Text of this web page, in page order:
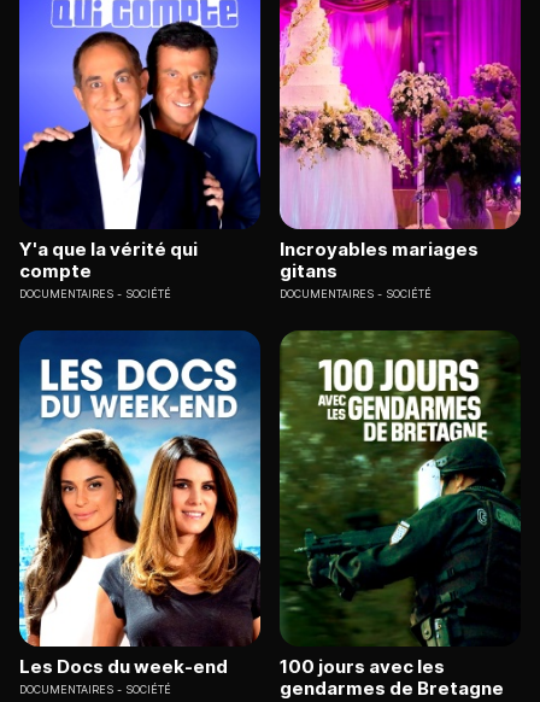
Y'a que la vérité qui
compte
DOCUMENTAIRES SOCIÉTÉ
Incroyables mariages
gitans
DOCUMENTAIRES SOCIÉTÉ
Les Docs du week-end
DOCUMENTAIRES SOCIÉTÉ
100 jours avec les
gendarmes de Bretagne